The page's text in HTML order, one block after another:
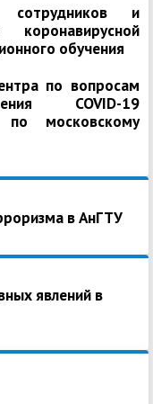
сотрудников и
обучения
по вопросам
COVID-19
по московскому
в АнГТУ
явлений в